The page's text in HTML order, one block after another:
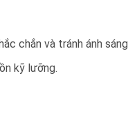
chắn và tránh ánh
kỹ lưỡng.